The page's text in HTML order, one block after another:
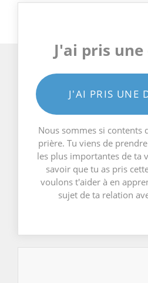
J'ai pris
J'AI PRIS UNE
Nous sommes si contents
prière. Tu viens de
les plus importantes de ta
savoir que tu as pris
voulons t'aider à en
sujet de ta relation